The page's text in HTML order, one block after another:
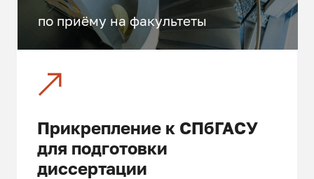
по приёму на факультеты
Прикрепление к СПбГАСУ
для подготовки
диссертации